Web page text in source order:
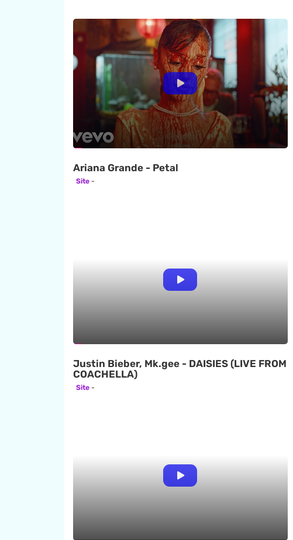
Ariana Grande - Petal
Site
Justin Bieber, Mk.gee - DAISIES (LIVE FROM
COACHELLA)
Site